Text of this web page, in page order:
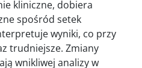
kliniczne, dobiera
spośród setek
wyniki, co przy
trudniejsze. Zmiany
wnikliwej analizy w